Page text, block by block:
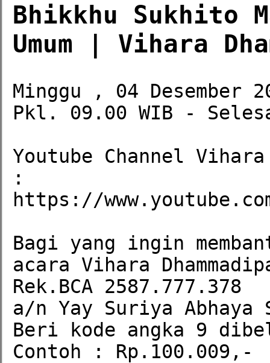
Bhikkhu Sukhito
Umum | Vihara
Minggu , 04 Desember
Pkl. 09.00 WIB -
Youtube Channel
:
https://
Bagi yang ingin
acara Vihara
Rek.BCA 2587.777.378
a/n Yay Suriya Abhaya
Beri kode angka 9
Contoh : Rp.100.009,-